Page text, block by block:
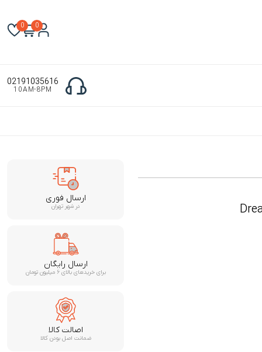
0
0
02191035616
10AM-8PM
ارسال فوری
در شهر تهران
ارسال رایگان
برای خریدهای بالای ۶ میلیون تومان
اصالت کالا
ضمانت اصل بودن کالا